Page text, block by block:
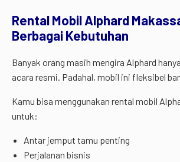
Rental Mobil Alphard
Berbagai Kebutuhan
Banyak orang masih mengira Alphard
acara resmi. Padahal, mobil ini fleksibel
Kamu bisa menggunakan rental mobil
untuk:
Antar jemput tamu penting
Perjalanan bisnis